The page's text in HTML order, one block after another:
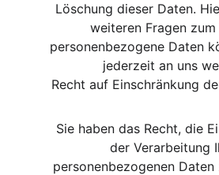
Löschung dieser Daten.
weiteren Fragen zum
personenbezogene Daten
jederzeit an uns
Recht auf Einschränkung
Sie haben das Recht, die
der Verarbeitung
personenbezogenen Daten